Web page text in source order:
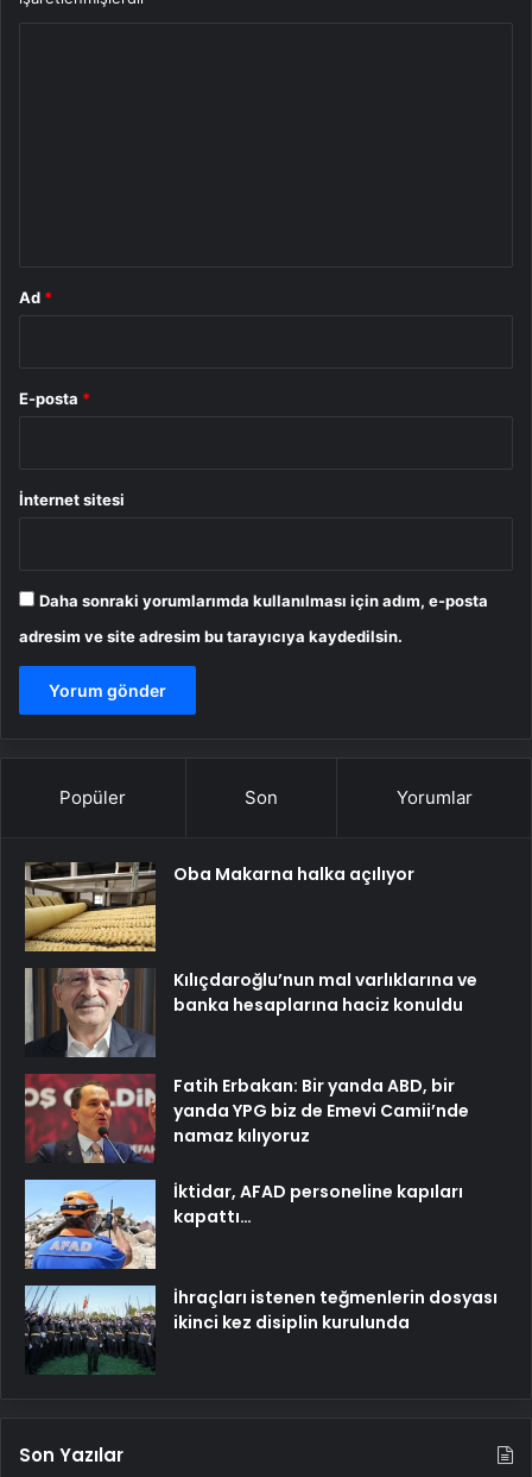
Ad *
E-posta *
İnternet sitesi
Daha sonraki yorumlarımda kullanılması için adım, e-posta
adresim ve site adresim bu tarayıcıya kaydedilsin.
Popüler Son Yorumlar
Oba Makarna halka açılıyor
Kılıçdaroğlu’nun mal varlıklarına ve
banka hesaplarına haciz konuldu
Fatih Erbakan: Bir yanda ABD, bir
yanda YPG biz de Emevi Camii’nde
namaz kılıyoruz
İktidar, AFAD personeline kapıları
kapattı…
İhraçları istenen teğmenlerin dosyası
ikinci kez disiplin kurulunda
Son Yazılar